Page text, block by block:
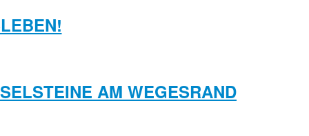
AM WEGESRAND